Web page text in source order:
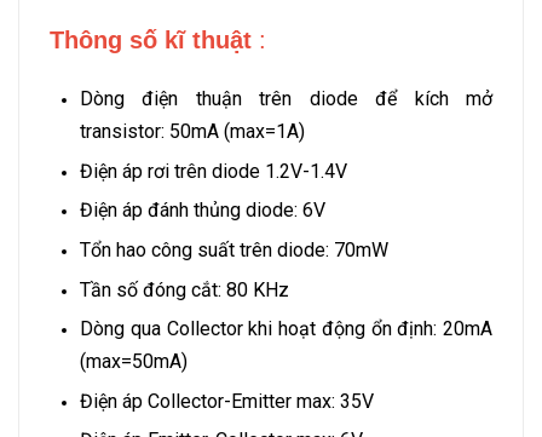
Thông số kĩ thuật :
Dòng điện thuận trên diode để kích mở
transistor: 50mA (max=1A)
Điện áp rơi trên diode 1.2V-1.4V
Điện áp đánh thủng diode: 6V
Tổn hao công suất trên diode: 70mW
Tần số đóng cắt: 80 KHz
Dòng qua Collector khi hoạt động ổn định: 20mA
(max=50mA)
Điện áp Collector-Emitter max: 35V